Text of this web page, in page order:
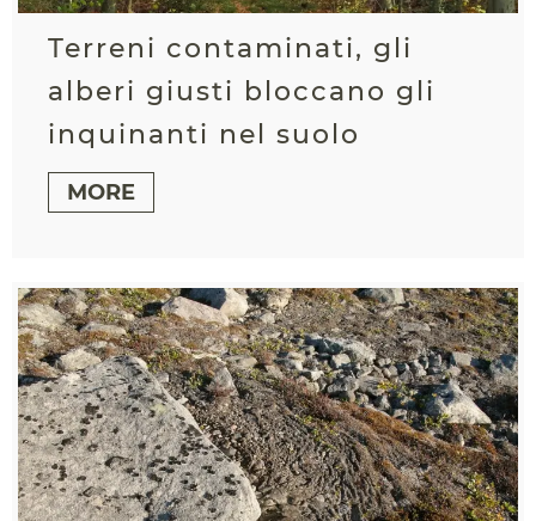
Terreni contaminati, gli
alberi giusti bloccano gli
inquinanti nel suolo
MORE